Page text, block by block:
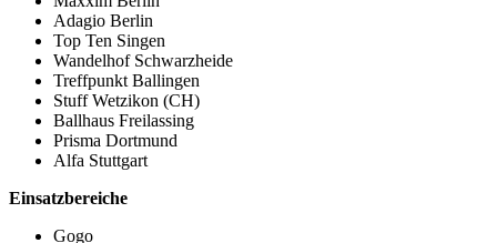
Adagio Berlin
Top Ten Singen
Wandelhof Schwarzheide
Treffpunkt Ballingen
Stuff Wetzikon (CH)
Ballhaus Freilassing
Prisma Dortmund
Alfa Stuttgart
Einsatzbereiche
Gogo